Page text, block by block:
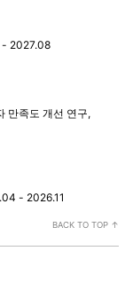
- 2027.08
만족도 개선 연구,
- 2026.11
BACK TO TOP ↑